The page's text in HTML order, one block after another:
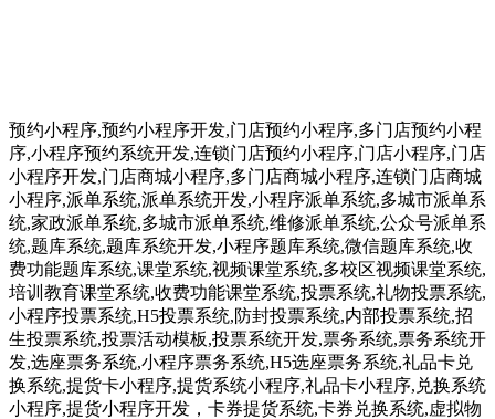
预约小程序,预约小程序开发,门店预约小程序,多门店预约小程
序,小程序预约系统开发,连锁门店预约小程序,门店小程序,门店
小程序开发,门店商城小程序,多门店商城小程序,连锁门店商城
小程序,派单系统,派单系统开发,小程序派单系统,多城市派单系
统,家政派单系统,多城市派单系统,维修派单系统,公众号派单系
统,题库系统,题库系统开发,小程序题库系统,微信题库系统,收
费功能题库系统,课堂系统,视频课堂系统,多校区视频课堂系统,
培训教育课堂系统,收费功能课堂系统,投票系统,礼物投票系统,
小程序投票系统,H5投票系统,防封投票系统,内部投票系统,招
生投票系统,投票活动模板,投票系统开发,票务系统,票务系统开
发,选座票务系统,小程序票务系统,H5选座票务系统,礼品卡兑
换系统,提货卡小程序,提货系统小程序,礼品卡小程序,兑换系统
小程序,提货小程序开发，卡券提货系统,卡券兑换系统,虚拟物